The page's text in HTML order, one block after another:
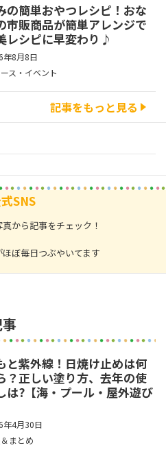
の簡単おやつレシピ！おな
市販商品が簡単アレンジで
レシピに早変わり♪
年8月8日
ス・イベント
記事をもっと見る
SNS
から記事をチェック！
ぼ毎日つぶやいてます
と紫外線！日焼け止めは何
？正しい塗り方、去年の使
は?【海・プール・屋外遊び
年4月30日
まとめ